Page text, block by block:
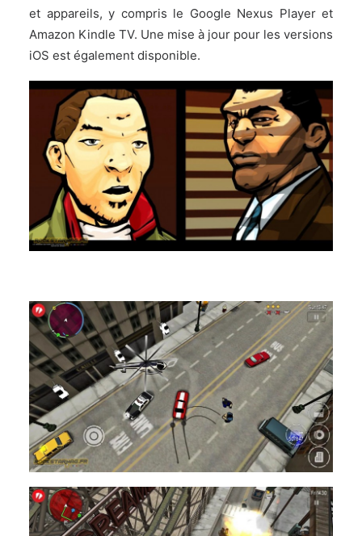
et appareils, y compris le Google Nexus Player et
Amazon Kindle TV. Une mise à jour pour les versions
iOS est également disponible.